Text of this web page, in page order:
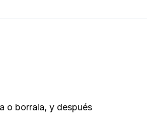
o borrala, y después